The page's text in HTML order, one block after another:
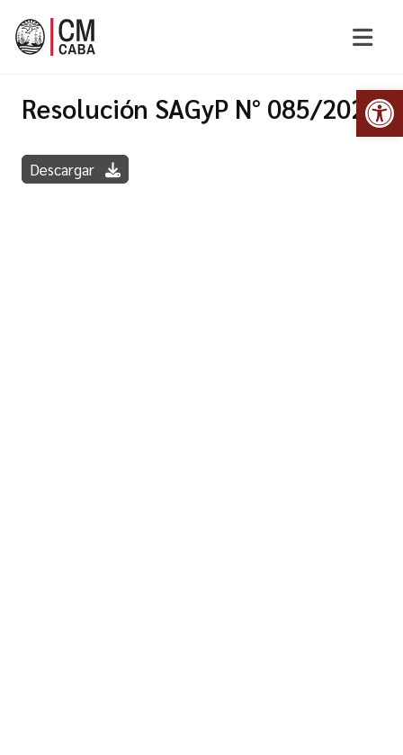
Resolución SAGyP N° 085/2022
Descargar